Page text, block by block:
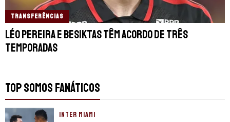
TRANSFERÊNCIAS
Léo Pereira e Besiktas têm acordo de três
temporadas
TOP SOMOS FANÁTICOS
INTER MIAMI